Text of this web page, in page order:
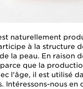
naturellement
à la structure
la peau. En raison
que la
l'âge, il est utilisé
Intéressons-nous en